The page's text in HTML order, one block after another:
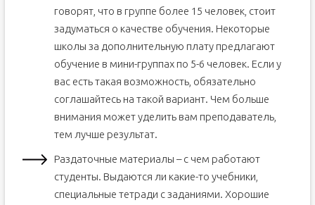
говорят, что в группе более 15 человек, стоит
задуматься о качестве обучения. Некоторые
школы за дополнительную плату предлагают
обучение в мини-группах по 5-6 человек. Если у
вас есть такая возможность, обязательно
соглашайтесь на такой вариант. Чем больше
внимания может уделить вам преподаватель,
тем лучше результат.
Раздаточные материалы – с чем работают
студенты. Выдаются ли какие-то учебники,
специальные тетради с заданиями. Хорошие